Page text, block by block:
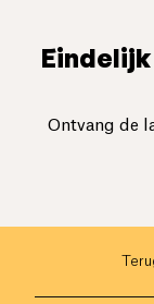
Ontvang de